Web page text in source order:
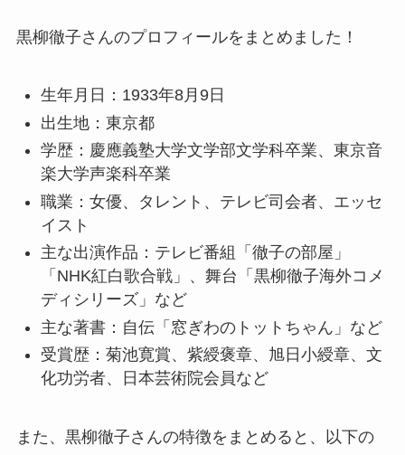
黒柳徹子さんのプロフィールをまとめました！
生年月日：1933年8月9日
出生地：東京都
学歴：慶應義塾大学文学部文学科卒業、東京音
楽大学声楽科卒業
職業：女優、タレント、テレビ司会者、エッセ
イスト
主な出演作品：テレビ番組「徹子の部屋」
「NHK紅白歌合戦」、舞台「黒柳徹子海外コメ
ディシリーズ」など
主な著書：自伝「窓ぎわのトットちゃん」など
受賞歴：菊池寛賞、紫綬褒章、旭日小綬章、文
化功労者、日本芸術院会員など
また、黒柳徹子さんの特徴をまとめると、以下の